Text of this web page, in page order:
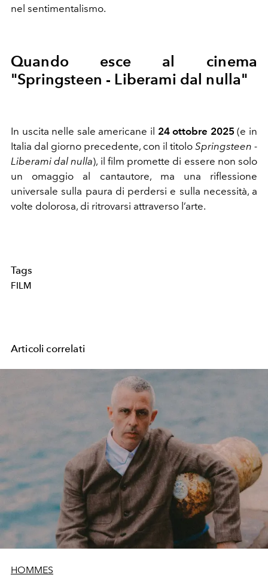
nel sentimentalismo.
Quando esce al cinema
"Springsteen - Liberami dal nulla"
In uscita nelle sale americane il 24 ottobre 2025 (e in
Italia dal giorno precedente, con il titolo Springsteen -
Liberami dal nulla), il film promette di essere non solo
un omaggio al cantautore, ma una riflessione
universale sulla paura di perdersi e sulla necessità, a
volte dolorosa, di ritrovarsi attraverso l’arte.
Tags
FILM
Articoli correlati
HOMMES